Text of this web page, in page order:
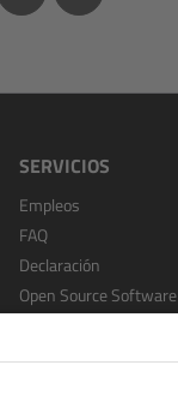
SERVICIOS
Empleos
FAQ
Declaración
Open Source Software